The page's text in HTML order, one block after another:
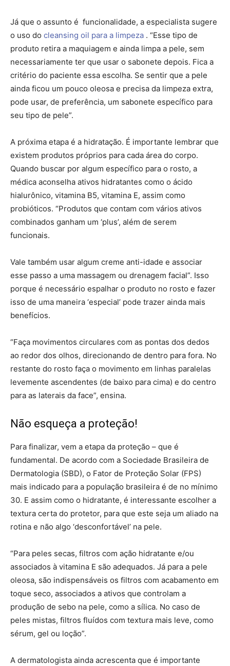
Já que o assunto é funcionalidade, a especialista sugere
o uso do cleansing oil para a limpeza . “Esse tipo de
produto retira a maquiagem e ainda limpa a pele, sem
necessariamente ter que usar o sabonete depois. Fica a
critério do paciente essa escolha. Se sentir que a pele
ainda ficou um pouco oleosa e precisa da limpeza extra,
pode usar, de preferência, um sabonete específico para
seu tipo de pele”.
A próxima etapa é a hidratação. É importante lembrar que
existem produtos próprios para cada área do corpo.
Quando buscar por algum específico para o rosto, a
médica aconselha ativos hidratantes como o ácido
hialurônico, vitamina B5, vitamina E, assim como
probióticos. “Produtos que contam com vários ativos
combinados ganham um ‘plus’, além de serem
funcionais.
Vale também usar algum creme anti-idade e associar
esse passo a uma massagem ou drenagem facial”. Isso
porque é necessário espalhar o produto no rosto e fazer
isso de uma maneira ‘especial’ pode trazer ainda mais
benefícios.
“Faça movimentos circulares com as pontas dos dedos
ao redor dos olhos, direcionando de dentro para fora. No
restante do rosto faça o movimento em linhas paralelas
levemente ascendentes (de baixo para cima) e do centro
para as laterais da face”, ensina.
Não esqueça a proteção!
Para finalizar, vem a etapa da proteção – que é
fundamental. De acordo com a Sociedade Brasileira de
Dermatologia (SBD), o Fator de Proteção Solar (FPS)
mais indicado para a população brasileira é de no mínimo
30. E assim como o hidratante, é interessante escolher a
textura certa do protetor, para que este seja um aliado na
rotina e não algo ‘desconfortável’ na pele.
“Para peles secas, filtros com ação hidratante e/ou
associados à vitamina E são adequados. Já para a pele
oleosa, são indispensáveis os filtros com acabamento em
toque seco, associados a ativos que controlam a
produção de sebo na pele, como a sílica. No caso de
peles mistas, filtros fluídos com textura mais leve, como
sérum, gel ou loção”.
A dermatologista ainda acrescenta que é importante